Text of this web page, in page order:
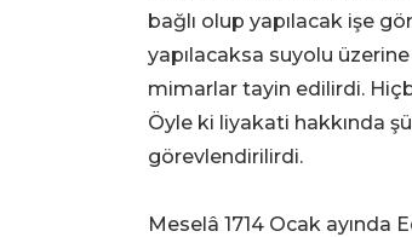
bağlı olup yapılacak işe
yapılacaksa suyolu
mimarlar tayin edilirdi.
Öyle ki liyakati hakkında
görevlendirilirdi.
Meselâ 1714 Ocak ayında